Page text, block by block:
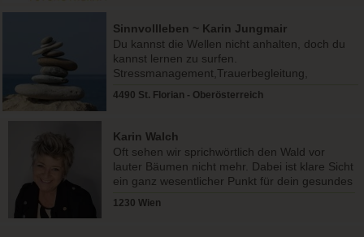
Sinnvollleben ~ Karin Jungmair
Du kannst die Wellen nicht anhalten, doch du
kannst lernen zu surfen.
Stressmanagement,Trauerbegleitung,
4490 St. Florian - Oberösterreich
Karin Walch
Oft sehen wir sprichwörtlich den Wald vor
lauter Bäumen nicht mehr. Dabei ist klare Sicht
ein ganz wesentlicher Punkt für dein gesundes
1230 Wien